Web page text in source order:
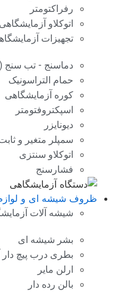
رفراکتومتر
اتوکلاو آزمایشگاهی
تجهیزات آزمایشگاهی
دماسنج - تب سنج
حمام التراسونیک
کوره آزمایشگاهی
اسپکتروفتومتر
دیونایزر
سمپلر متغیر و ثابت
اتوکلاو سنتزی
فشارسنج
ظروف شیشه ای و لوازم
شیشه آلات
بشر شیشه ای
بطری درب پیچ دار
ارلن مایر
بالن رده دار